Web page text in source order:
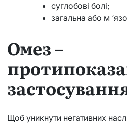
суглобові болі;
загальна або м
Омез –
Щоб уникнути негативних